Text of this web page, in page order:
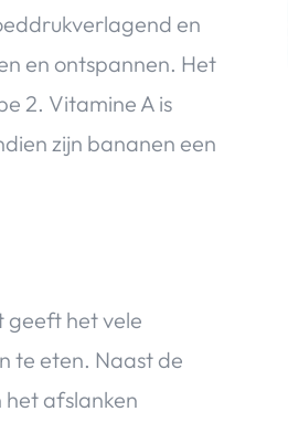
en
en ontspannen. Het
2. Vitamine A is
zijn bananen een
geeft het vele
te eten. Naast de
het afslanken